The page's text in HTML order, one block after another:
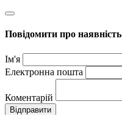
Повідомити про наявність
Ім'я
Електронна пошта
Коментарій
Відправити